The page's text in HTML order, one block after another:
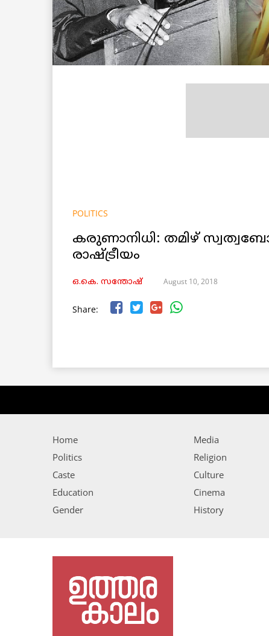
POLITICS
കരുണാനിധി: തമിഴ്
രാഷ്ട്രീയം
ഒ.കെ. സന്തോഷ് August 10, 2018
Share:
Home
Politics
Caste
Education
Gender
Media
Religion
Culture
Cinema
History